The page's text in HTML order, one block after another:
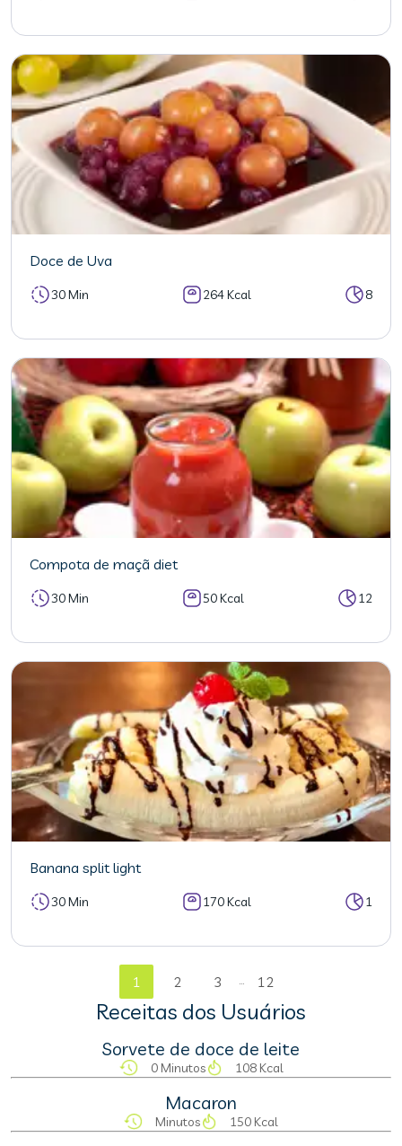
Doce de Uva
30 Min 264 Kcal 8
Compota de maçã diet
30 Min 50 Kcal 12
Banana split light
30 Min 170 Kcal 1
1 2 3 ... 12
Receitas dos Usuários
Sorvete de doce de leite
0 Minutos 108 Kcal
Macaron
Minutos 150 Kcal